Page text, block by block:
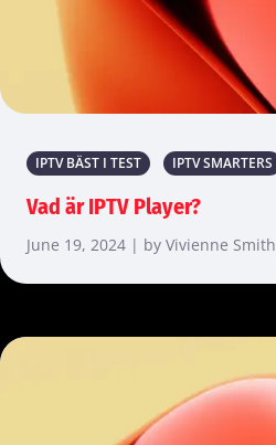
IPTV BÄST I TEST IPTV SMARTERS
Vad är IPTV Player?
June 19, 2024 | by Vivienne Smith